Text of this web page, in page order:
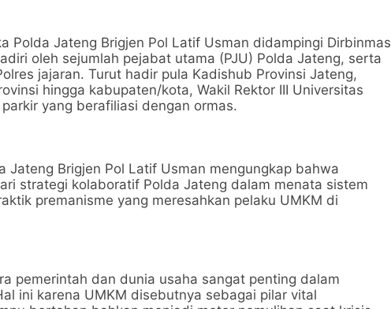
Polda Jateng Brigjen Pol Latif Usman didampingi Dirbinmas
oleh sejumlah pejabat utama (PJU) Polda Jateng, serta
jajaran. Turut hadir pula Kadishub Provinsi Jateng,
hingga kabupaten/kota, Wakil Rektor III Universitas
yang berafiliasi dengan ormas.
Jateng Brigjen Pol Latif Usman mengungkap bahwa
strategi kolaboratif Polda Jateng dalam menata sistem
premanisme yang meresahkan pelaku UMKM di
pemerintah dan dunia usaha sangat penting dalam
ini karena UMKM disebutnya sebagai pilar vital